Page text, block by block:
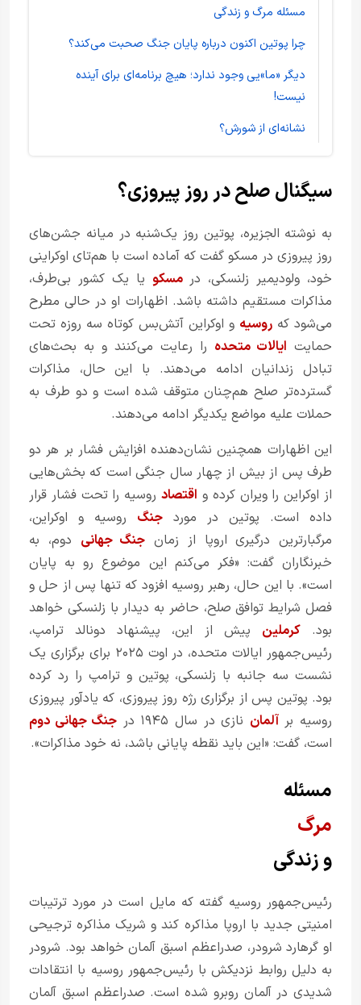
مسئله مرگ و زندگی
چرا پوتین اکنون درباره پایان جنگ صحبت می‌کند؟
دیگر «ما»یی وجود ندارد؛ هیچ برنامه‌ای برای آینده
نیست!
نشانه‌ای از شورش؟
سیگنال صلح در روز پیروزی؟
به نوشته الجزیره، پوتین روز یک‌شنبه در میانه جشن‌های
روز پیروزی در مسکو گفت که آماده است با هم‌تای اوکراینی
خود، ولودیمیر زلنسکی، درمسکو یا یک کشور بی‌طرف،
مذاکرات مستقیم داشته باشد. اظهارات او در حالی مطرح
می‌شود که روسیه و اوکراین آتش‌بس کوتاه سه روزه تحت
حمایت ایالات متحده را رعایت می‌کنند و به بحث‌های
تبادل زندانیان ادامه می‌دهند. با این حال، مذاکرات
گسترده‌تر صلح هم‌چنان متوقف شده است و دو طرف به
حملات علیه مواضع یکدیگر ادامه می‌دهند.
این اظهارات همچنین نشان‌دهنده افزایش فشار بر هر دو
طرف پس از بیش از چهار سال جنگی است که بخش‌هایی
از اوکراین را ویران کرده و اقتصادروسیه را تحت فشار قرار
داده است. پوتین در مورد جنگ روسیه و اوکراین،
مرگبارترین درگیری اروپا از زمان جنگ جهانی دوم، به
خبرنگاران گفت: «فکر می‌کنم این موضوع رو به پایان
است». با این حال، رهبر روسیه افزود که تنها پس از حل و
فصل شرایط توافق صلح، حاضر به دیدار با زلنسکی خواهد
بود.کرملین پیش از این، پیشنهاد دونالد ترامپ،
رئیس‌جمهور ایالات متحده، در اوت ۲۰۲۵ برای برگزاری یک
نشست سه جانبه با زلنسکی، پوتین و ترامپ را رد کرده
بود. پوتین پس از برگزاری رژه روز پیروزی، که یادآور پیروزی
روسیه برآلمان نازی در سال ۱۹۴۵ در
جنگ جهانی دوم
است، گفت: «این باید نقطه پایانی باشد، نه خود مذاکرات».
مسئله
مرگ
و زندگی
رئیس‌جمهور روسیه گفته که مایل است در مورد ترتیبات
امنیتی جدید با اروپا مذاکره کند و شریک مذاکره ترجیحی
او گرهارد شرودر، صدراعظم اسبق آلمان خواهد بود. شرودر
به دلیل روابط نزدیکش با رئیس‌جمهور روسیه با انتقادات
شدیدی در آلمان روبرو شده است. صدراعظم اسبق آلمان